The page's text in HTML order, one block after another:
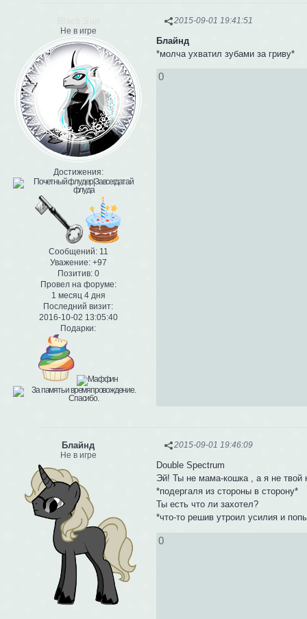
2015-09-01 19:41:51
Не в игре
Достижения:
Сообщений:11
Уважение: +97
Позитив: 0
Провел на форуме:
1 месяц 4 дня
Последний визит:
2016-10-02 13:05:40
Подарки:
Блайнд
*молча ухватил зубами за гриву*
0
2015-09-01 19:46:09
Блайнд
Не в игре
Double Spectrum
Эй! Ты не мама-кошка , а я не твой
*подергаля из стороны в сторону*
Ты есть что ли захотел?
*что-то решив утроил усилия и
0